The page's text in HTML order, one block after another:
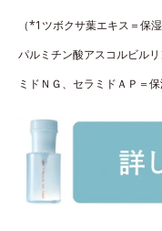
（*1ツボクサ葉エキス＝
パルミチン酸アスコルビル
ミドＮＧ、セラミドＡＰ＝保